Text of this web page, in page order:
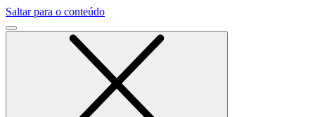
Saltar para o conteúdo